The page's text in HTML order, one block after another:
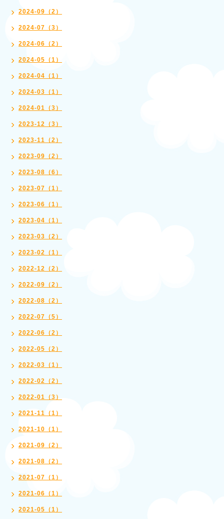
2024-09（2）
2024-07（3）
2024-06（2）
2024-05（1）
2024-04（1）
2024-03（1）
2024-01（3）
2023-12（3）
2023-11（2）
2023-09（2）
2023-08（6）
2023-07（1）
2023-06（1）
2023-04（1）
2023-03（2）
2023-02（1）
2022-12（2）
2022-09（2）
2022-08（2）
2022-07（5）
2022-06（2）
2022-05（2）
2022-03（1）
2022-02（2）
2022-01（3）
2021-11（1）
2021-10（1）
2021-09（2）
2021-08（2）
2021-07（1）
2021-06（1）
2021-05（1）